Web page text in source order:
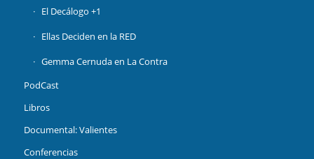
El Decálogo +1
Ellas Deciden en la RED
Gemma Cernuda en La Contra
PodCast
Libros
Documental: Valientes
Conferencias